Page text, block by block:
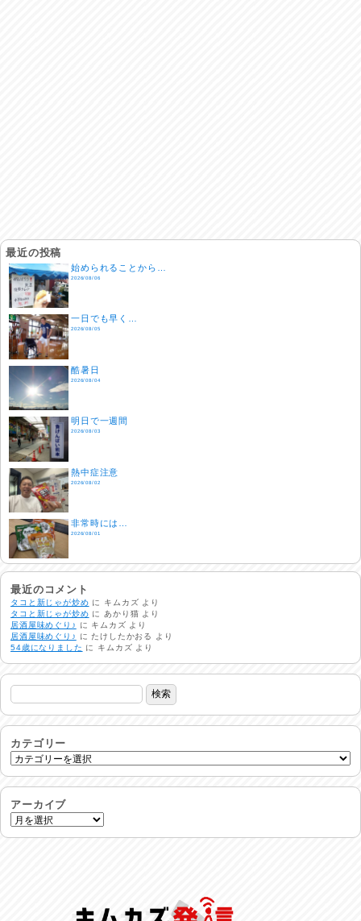
最近の投稿
始められることから…
2026/08/06
一日でも早く…
2026/08/05
酷暑日
2026/08/04
明日で一週間
2026/08/03
熱中症注意
2026/08/02
非常時には…
2026/08/01
生活支援情報
2026/07/31
24時間体制
2026/07/30
命を守る行動を…
2026/07/29
土用丑の日♪
反省会♪
2026/07/27
呑めや喋れや！
最近のコメント
タコと新じゃが炒め に キムカズ より
タコと新じゃが炒め に あかり猫 より
居酒屋味めぐり♪
に キムカズ より
居酒屋味めぐり♪
にたけしたかおる
より
54歳になりました に キムカズ より
カテゴリー
アーカイブ